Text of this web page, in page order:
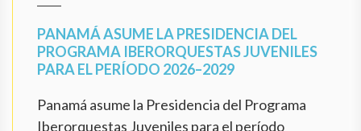
PANAMÁ ASUME LA PRESIDENCIA DEL
PROGRAMA IBERORQUESTAS JUVENILES
PARA EL PERÍODO 2026–2029
Panamá asume la Presidencia del Programa
Iberorquestas Juveniles para el período